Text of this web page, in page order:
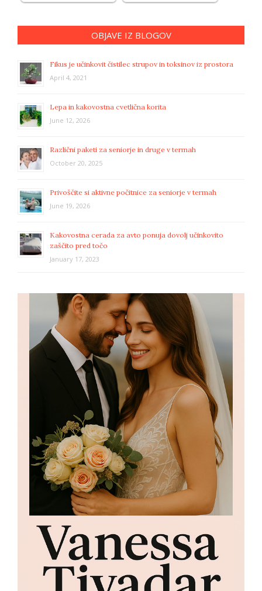
OBJAVE IZ BLOGOV
Fikus je učinkovit čistilec strupov in toksinov iz prostora
April 4, 2021
Lepa in kakovostna cvetlična korita
June 12, 2026
Različni paketi za seniorje in druge v termah
October 20, 2025
Privoščite si aktivne počitnice za seniorje v termah
June 19, 2026
Kakovostna cerada za avto ponuja dovolj učinkovito
zaščito pred točo
January 17, 2023